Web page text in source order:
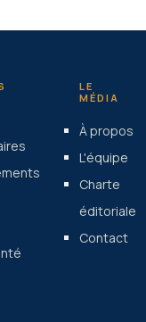
LE
MÉDIA
À propos
L'équipe
Charte
éditoriale
Contact